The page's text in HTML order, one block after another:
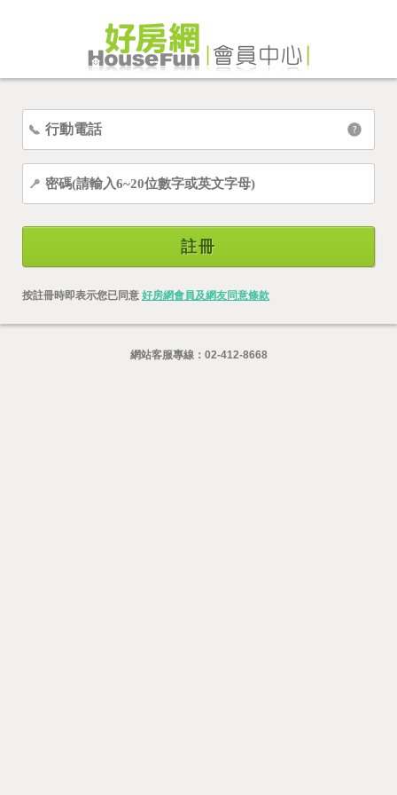
註冊
按註冊時即表示您已同意 好房網會員及網友同意條款
網站客服專線： 02-412-8668